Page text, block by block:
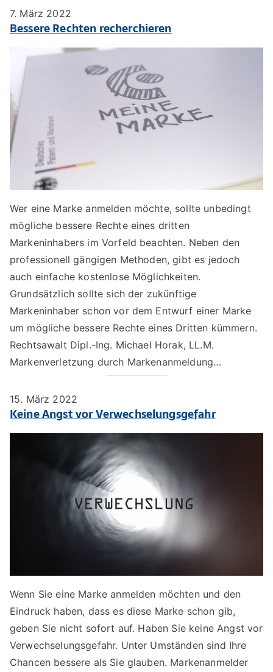
7. März 2022
Bessere Rechten recherchieren
Wer eine Marke anmelden möchte, sollte unbedingt
mögliche bessere Rechte eines dritten
Markeninhabers im Vorfeld beachten. Neben den
professionell gängigen Methoden, gibt es jedoch
auch einfache kostenlose Möglichkeiten.
Grundsätzlich sollte sich der zukünftige
Markeninhaber schon vor dem Entwurf einer Marke
um mögliche bessere Rechte eines Dritten kümmern.
Rechtsawalt Dipl.-Ing. Michael Horak, LL.M.
Markenverletzung durch Markenanmeldung…
15. März 2022
Keine Angst vor Verwechselungsgefahr
Wenn Sie eine Marke anmelden möchten und den
Eindruck haben, dass es diese Marke schon gib,
geben Sie nicht sofort auf. Haben Sie keine Angst vor
Verwechselungsgefahr. Unter Umständen sind Ihre
Chancen bessere als Sie glauben. Markenanmelder